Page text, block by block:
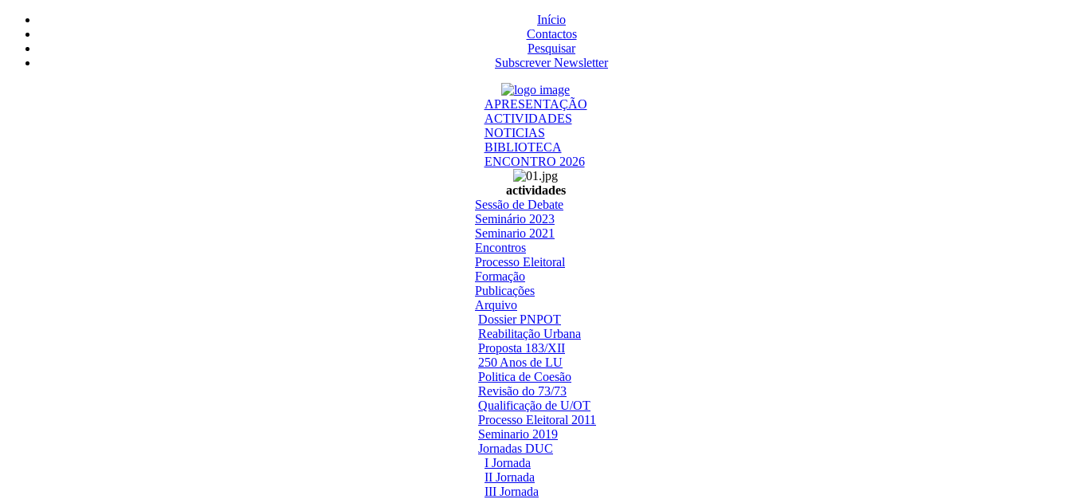
Início
Contactos
Pesquisar
Subscrever Newsletter
APRESENTAÇÃO
ACTIVIDADES
NOTICIAS
BIBLIOTECA
ENCONTRO 2026
actividades
Sessão de Debate
Seminário 2023
Seminario 2021
Encontros
Processo Eleitoral
Formação
Publicações
Arquivo
Dossier PNPOT
Reabilitação Urbana
Proposta 183/XII
250 Anos de LU
Politica de Coesão
Revisão do 73/73
Qualificação de U/OT
Processo Eleitoral 2011
Seminario 2019
Jornadas DUC
I Jornada
II Jornada
III Jornada